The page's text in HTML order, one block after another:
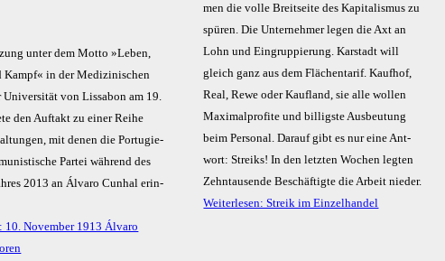
un­ter dem Mot­to »Le­ben,
Kampf« in der Me­di­zi­ni­schen
Uni­ver­si­tät von Lis­sa­bon am 19.
den Auf­takt zu ei­ner Rei­he
mit de­nen die Por­tu­gie­
Par­tei wäh­rend des
2013 an Ál­va­ro Cunhal er­in­
10. November 1913 Álvaro
men die vol­­le Breit­­sei­­te des Ka­­pi­­ta­­lis­­mus zu
spüren. Die Un­­ter­­neh­­mer le­­gen die Axt an
Lohn und Ein­­grup­­pie­­rung. Kar­­stadt will
gleich ganz aus dem Flächen­­ta­­rif. Kauf­­hof,
Re­­al, Re­­we oder Kauf­­land, sie al­­le wol­­len
Ma­­xi­­mal­­pro­­fi­­te und bil­­ligs­­te Aus­­beu­­tung
beim Per­­so­­nal. Dar­­auf gibt es nur ei­­ne Ant­­
wort: Streiks! In den letz­­ten Wo­­chen leg­­ten
Zehn­­tau­­sen­­de Be­schäf­tig­­te die Ar­­beit nie­­der.
Weiterlesen: Streik im Einzelhandel